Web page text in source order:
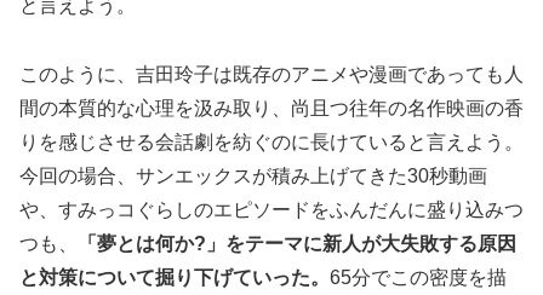
と言えよう。
このように、吉田玲子は既存のアニメや漫画であっても人
間の本質的な心理を汲み取り、尚且つ往年の名作映画の香
りを感じさせる会話劇を紡ぐのに長けていると言えよう。
今回の場合、サンエックスが積み上げてきた30秒動画
や、すみっコぐらしのエピソードをふんだんに盛り込みつ
つも、
「夢とは何か?」をテーマに新人が大失敗する原因
と対策について掘り下げていった。 65分でこの密度を描